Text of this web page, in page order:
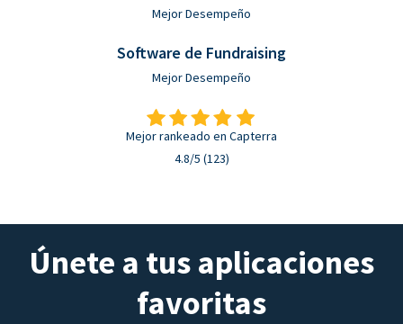
Mejor Desempeño
Software de Fundraising
Mejor Desempeño
Mejor rankeado en Capterra
4.8/5 (123)
Únete a tus aplicaciones
favoritas